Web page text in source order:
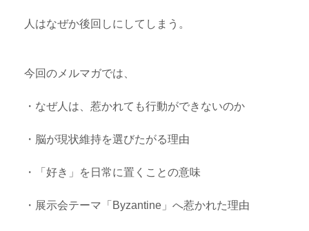
人はなぜか後回しにしてしまう。
今回のメルマガでは、
・なぜ人は、惹かれても行動ができないのか
・脳が現状維持を選びたがる理由
・「好き」を日常に置くことの意味
・展示会テーマ「Byzantine」へ惹かれた理由